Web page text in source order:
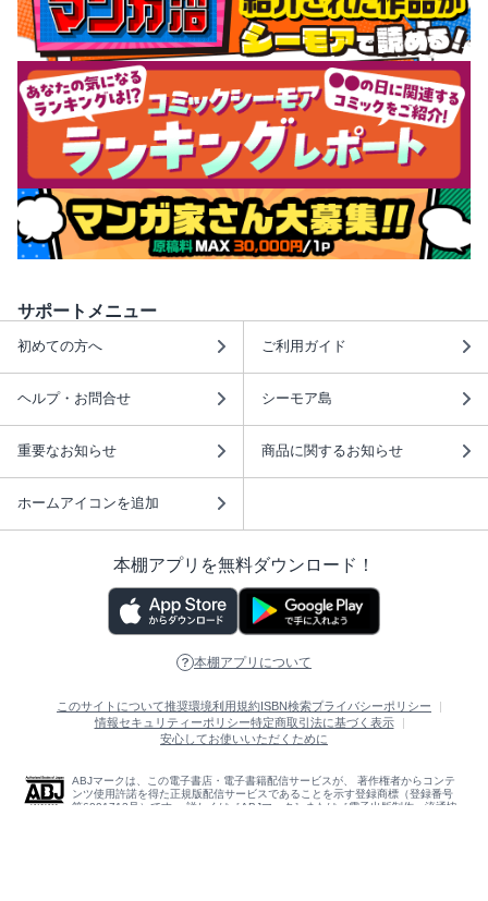
サポートメニュー
初めての方へ ご利用ガイド
ヘルプ・お問合せ シーモア島
重要なお知らせ 商品に関するお知らせ
ホームアイコンを追加
本棚アプリを無料ダウンロード！
本棚アプリについて
このサイトについて推奨環境利用規約ISBN検索プライバシーポリシー
情報セキュリティーポリシー特定商取引法に基づく表示
安心してお使いいただくために
ABJマークは、この電子書店・電子書籍配信サービスが、 著作権者からコンテ
ンツ使用許諾を得た正規版配信サービスであることを示す登録商標（登録番号
第6091713号）です。 詳しくは［ABJマーク］または［電子出版制作・流通協